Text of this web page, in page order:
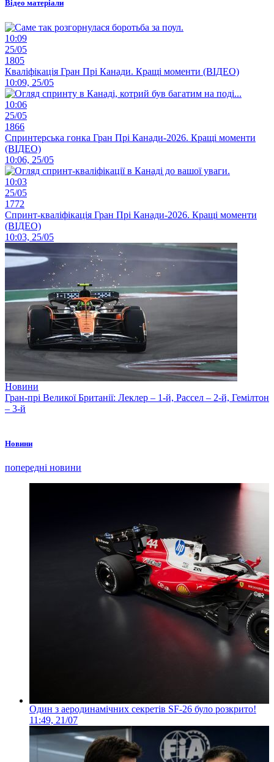
Відео матеріали
10:09
25/05
1805
Кваліфікація Гран Прі Канади. Кращі моменти (ВІДЕО)
10:09, 25/05
10:06
25/05
1866
Спринтерська гонка Гран Прі Канади-2026. Кращі моменти
(ВІДЕО)
10:06, 25/05
10:03
25/05
1772
Спринт-кваліфікація Гран Прі Канади-2026. Кращі моменти
(ВІДЕО)
10:03, 25/05
Новини
Гран-прі Великої Британії: Леклер – 1-й, Рассел – 2-й, Гемілтон
– 3-й
Новини
попередні новини
Один з аеродинамічних секретів SF-26 було розкрито!
11:49, 21/07